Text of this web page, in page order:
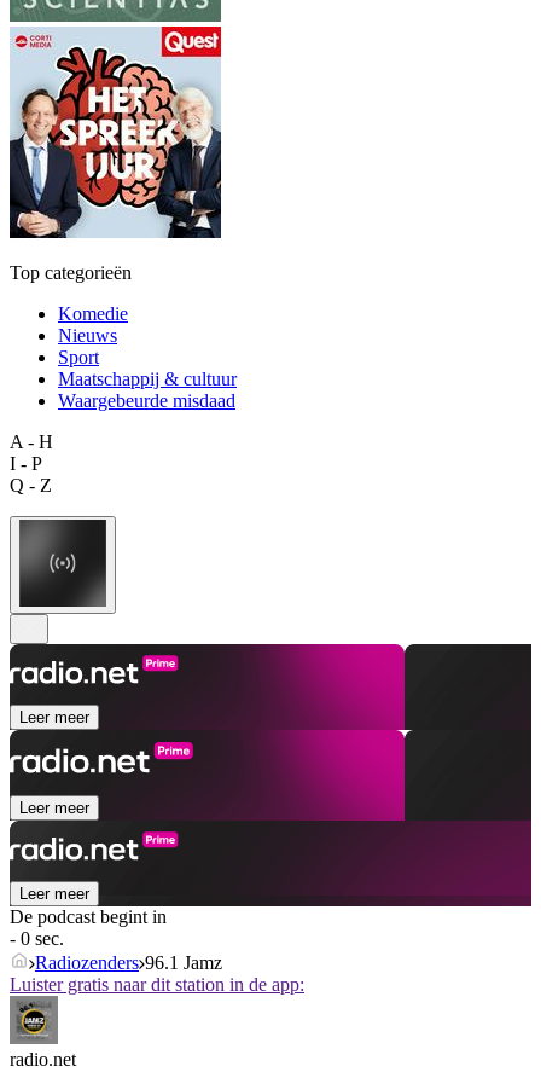
Top categorieën
Komedie
Nieuws
Sport
Maatschappij & cultuur
Waargebeurde misdaad
A - H
I - P
Q - Z
Leer meer
Leer meer
Leer meer
De podcast begint in
- 0 sec.
Radiozenders 96.1 Jamz
Luister gratis naar dit station in de app:
radio.net